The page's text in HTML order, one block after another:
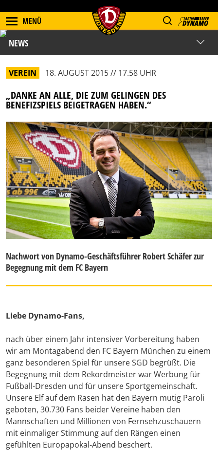
MENÜ
NEWS
VEREIN 18. AUGUST 2015 // 17.58 UHR
„DANKE AN ALLE, DIE ZUM GELINGEN DES
BENEFIZSPIELS BEIGETRAGEN HABEN.“
Nachwort von Dynamo-Geschäftsführer Robert Schäfer zur
Begegnung mit dem FC Bayern
Liebe Dynamo-Fans,
nach über einem Jahr intensiver Vorbereitung haben
wir am Montagabend den FC Bayern München zu einem
ganz besonderen Spiel für unsere SGD begrüßt. Die
Begegnung mit dem Rekordmeister war Werbung für
Fußball-Dresden und für unsere Sportgemeinschaft.
Unsere Elf auf dem Rasen hat den Bayern mutig Paroli
geboten, 30.730 Fans beider Vereine haben den
Mannschaften und Millionen von Fernsehzuschauern
mit einmaliger Stimmung auf den Rängen einen
gefühlten Europapokal-Abend beschert.